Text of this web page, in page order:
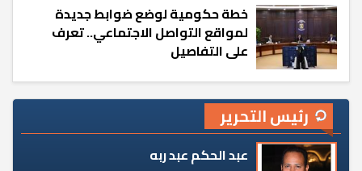
خطة حكومية لوضع ضوابط جديدة
لمواقع التواصل الاجتماعي.. تعرف
على التفاصيل
رئيس التحرير
عبد الحكم عبد ربه